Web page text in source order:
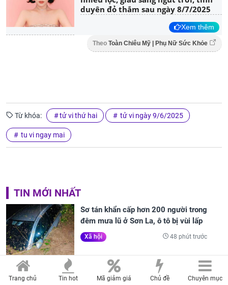
duyên đỏ thắm sau ngày 8/7/2025
Xem thêm
Theo Toàn Chiêu Mỹ | Phụ Nữ Sức Khỏe
Từ khóa: tử vi thứ hai tử vi ngày 9/6/2025
tu vi ngay mai
TIN MỚI NHẤT
Sơ tán khẩn cấp hơn 200 người trong
đêm mưa lũ ở Sơn La, ô tô bị vùi lấp
Xã hội 48 phút trước
Thần Tài trao vàng gửi lộc sau ngày
Trang chủ Tin hot Mã giảm giá Chủ đề Chuyên mục